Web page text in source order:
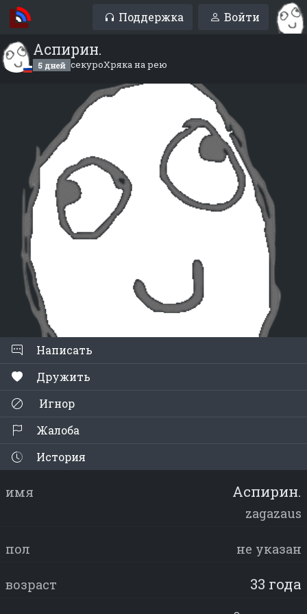
Поддержка Войти
Аспирин.
5 дней секуроХряка на рею
Написать
Дружить
Игнор
Жалоба
История
имя Аспирин.
zagazaus
пол не указан
возраст 33 года